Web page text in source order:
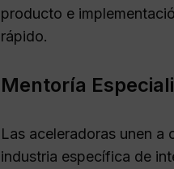
producto e
rápido.
Mentoría
Las aceleradoras unen a
industria específica de